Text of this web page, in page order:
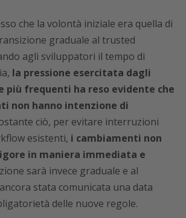
che la volontà iniziale era quella di
graduale al trusted
agli sviluppatori il tempo di
la pressione esercitata dagli
più frequenti ha reso evidente che
non hanno intenzione di
ciò, per evitare interruzioni
esistenti, i cambiamenti non
in maniera immediata e
sarà invece graduale e al
stata comunicata una data
delle nuove regole.